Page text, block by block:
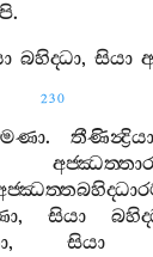
පි.
බහිද‍්ධා, සියා
230
. තීණින්‍ද්‍රියා
, සියා
, සියා